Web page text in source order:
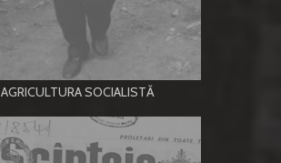
AGRICULTURA SOCIALISTĂ